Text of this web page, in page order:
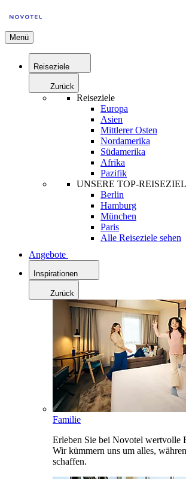
Menü
Reiseziele
Zurück
Reiseziele
Europa
Asien
Mittlerer Osten
Nordamerika
Südamerika
Afrika
Pazifik
UNSERE TOP-
Berlin
Hamburg
München
Paris
Alle Reiseziele sehen
Angebote
Inspirationen
Zurück
Familie
Erleben Sie bei Novotel wertvolle
Wir kümmern uns um alles,
schaffen.